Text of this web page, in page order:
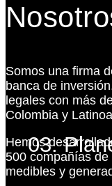
03.
Somos una firma
banca de
legales con más
Colombia y
Hemos
500 compañías
medibles y